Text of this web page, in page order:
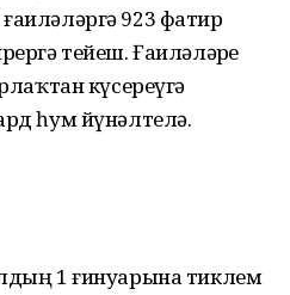
923 фатир
тейеш. Ғаиләләрҙе
күсереүгә
һум йүнәлтелә.
1 ғинуарына тиклем